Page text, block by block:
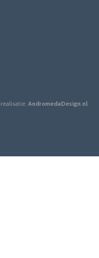
AndromedaDesign.nl